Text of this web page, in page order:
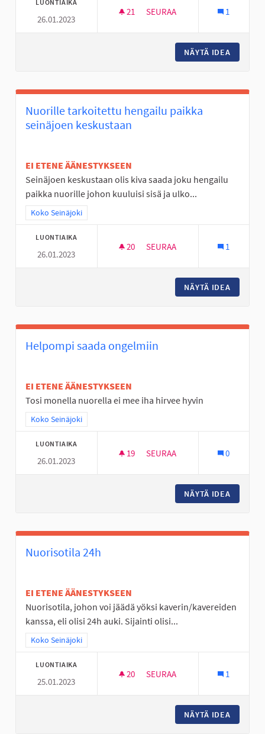
LUONTIAIKA
26.01.2023
21 21 SEURAAJAA
SEURAA 1
NÄYTÄ IDEA
Nuorille tarkoitettu hengailu paikka
seinäjoen keskustaan
EI ETENE ÄÄNESTYKSEEN
Seinäjoen keskustaan olis kiva saada joku hengailu
paikka nuorille johon kuuluisi sisä ja ulko...
Rajaa tulokset teeman mukaan: Koko Seinäjoki
Koko Seinäjoki
LUONTIAIKA
26.01.2023
20 20 SEURAAJAA
SEURAA 1
NÄYTÄ IDEA
Helpompi saada ongelmiin
EI ETENE ÄÄNESTYKSEEN
Tosi monella nuorella ei mee iha hirvee hyvin
Rajaa tulokset teeman mukaan: Koko Seinäjoki
Koko Seinäjoki
LUONTIAIKA
26.01.2023
19 19 SEURAAJAA
SEURAA 0
NÄYTÄ IDEA
Nuorisotila 24h
EI ETENE ÄÄNESTYKSEEN
Nuorisotila, johon voi jäädä yöksi kaverin/kavereiden
kanssa, eli olisi 24h auki. Sijainti olisi...
Rajaa tulokset teeman mukaan: Koko Seinäjoki
Koko Seinäjoki
LUONTIAIKA
25.01.2023
20 20 SEURAAJAA
SEURAA 1
NÄYTÄ IDEA